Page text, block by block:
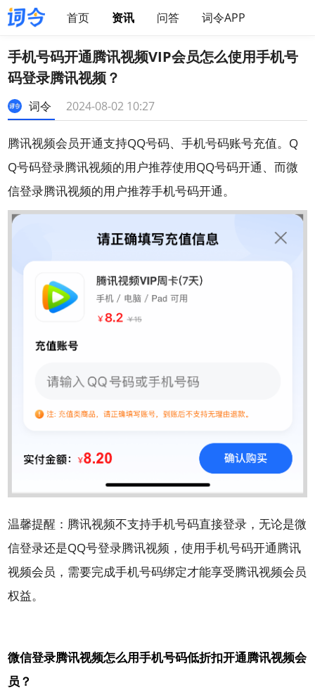
首页 资讯 问答 词令APP
手机号码开通腾讯视频VIP会员怎么使用手机号
码登录腾讯视频？
词令 2024-08-02 10:27
腾讯视频会员开通支持QQ号码、手机号码账号充值。Q
Q号码登录腾讯视频的用户推荐使用QQ号码开通、而微
信登录腾讯视频的用户推荐手机号码开通。
温馨提醒： 腾讯视频不支持手机号码直接登录，无论是微
信登录还是QQ号登录腾讯视频，使用手机号码开通腾讯
视频会员，需要完成手机号码绑定才能享受腾讯视频会员
权益。
微信登录腾讯视频怎么用手机号码低折扣开通腾讯视频会
员？